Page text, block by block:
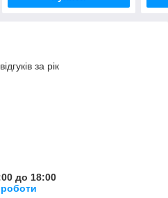
за рік
до 18:00